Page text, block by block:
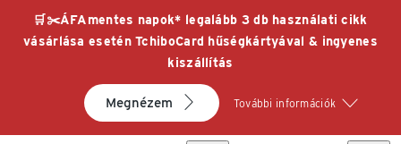
🛒✂️ÁFAmentes napok* legalább 3 db használati cikk
vásárlása esetén TchiboCard hűségkártyával & ingyenes
kiszállítás
Megnézem További információk